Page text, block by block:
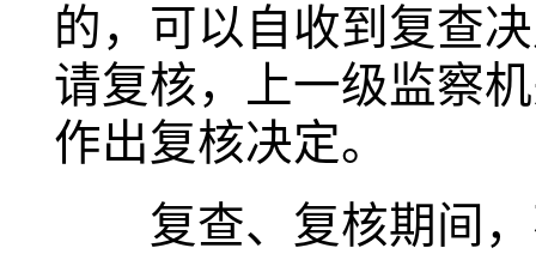
的，可以自收到复查
请复核，上一级监察
作出复核决定。
复查、复核期间，